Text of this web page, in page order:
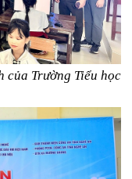
của Trường Tiểu học